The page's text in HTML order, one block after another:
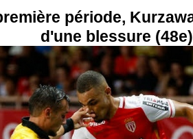
période,
d'une blessure (48e)